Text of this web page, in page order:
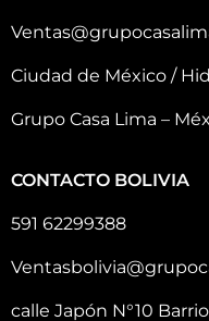
Ciudad de México /
Grupo Casa Lima –
CONTACTO BOLIVIA
591 62299388
calle Japón N°10